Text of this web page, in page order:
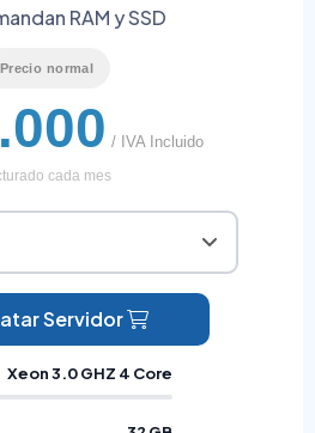
RAM y SSD
Precio normal
/ IVA Incluido
cada mes
Servidor
Xeon 3.0 GHZ 4 Core